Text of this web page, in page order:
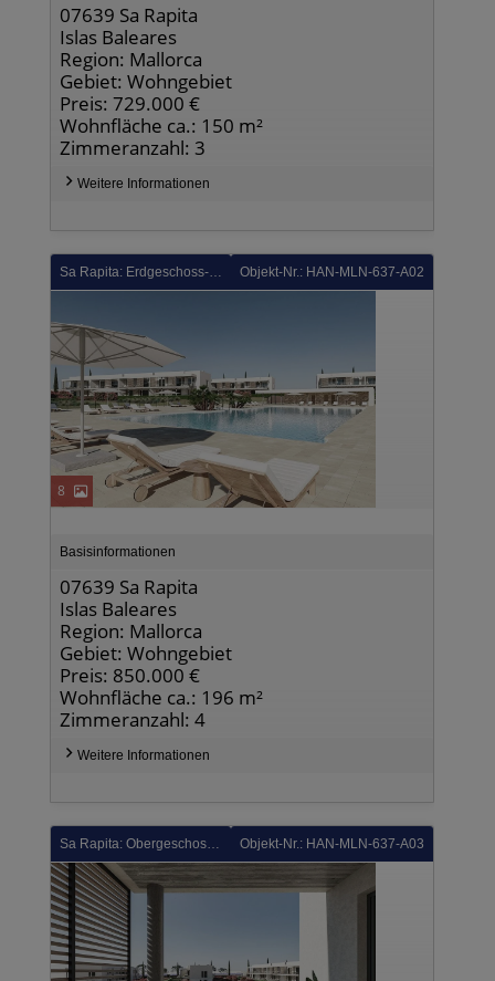
07639 Sa Rapita
Islas Baleares
Region: Mallorca
Gebiet: Wohngebiet
Preis: 729.000 €
Wohnfläche ca.: 150 m²
Zimmeranzahl: 3
Weitere Informationen
Sa Rapita: Erdgeschoss-Wohnungen mit 3 Schlafzimmern, 2 Bädern, privatem Garten, Klimaanlage und Gemeinschaftspool Objekt-Nr.: HAN-MLN-637-A02
8
Basisinformationen
07639 Sa Rapita
Islas Baleares
Region: Mallorca
Gebiet: Wohngebiet
Preis: 850.000 €
Wohnfläche ca.: 196 m²
Zimmeranzahl: 4
Weitere Informationen
Sa Rapita: Obergeschoss-Wohnungen mit 2 Schlafzimmern, 2 Bädern, Dachterrasse, Klimaanlage und Gemeinschaftspool Objekt-Nr.: HAN-MLN-637-A03